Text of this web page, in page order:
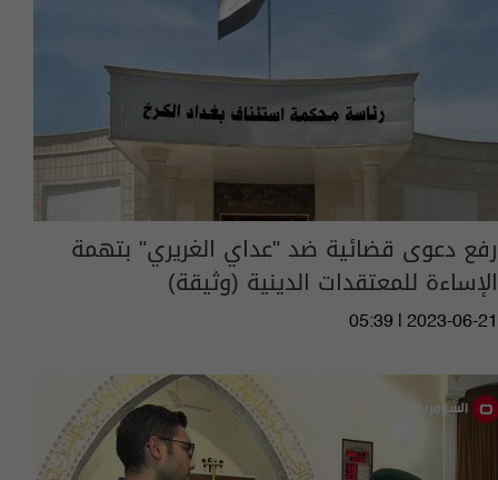
رفع دعوى قضائية ضد "عداي الغريري" بتهمة
الإساءة للمعتقدات الدينية (وثيقة)
05:39 | 2023-06-21